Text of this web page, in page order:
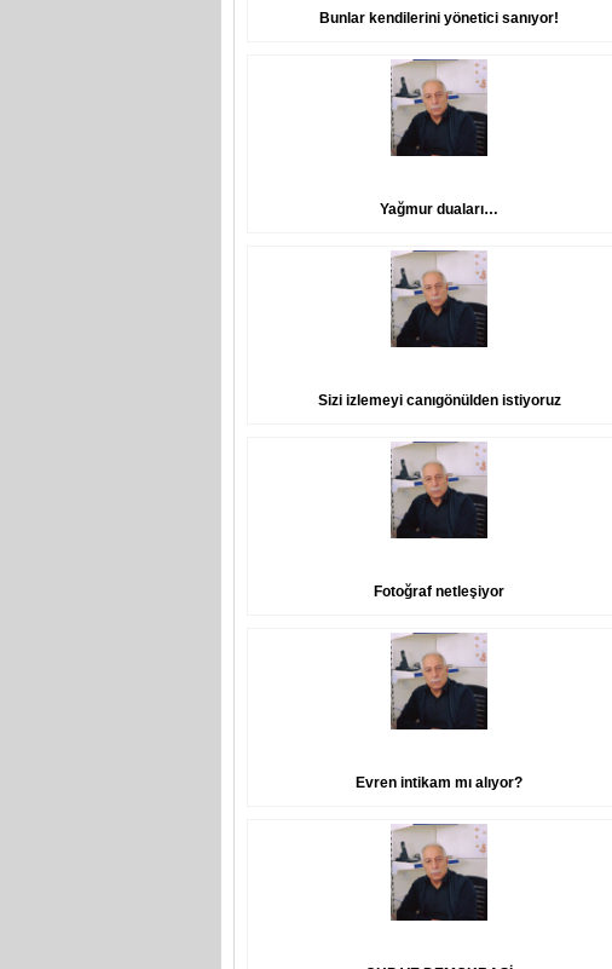
Bunlar kendilerini yönetici sanıyor!
Yağmur duaları…
Sizi izlemeyi canıgönülden istiyoruz
Fotoğraf netleşiyor
Evren intikam mı alıyor?